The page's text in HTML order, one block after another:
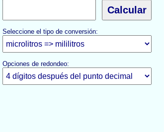
Seleccione el tipo de conversión:
Opciones de redondeo: